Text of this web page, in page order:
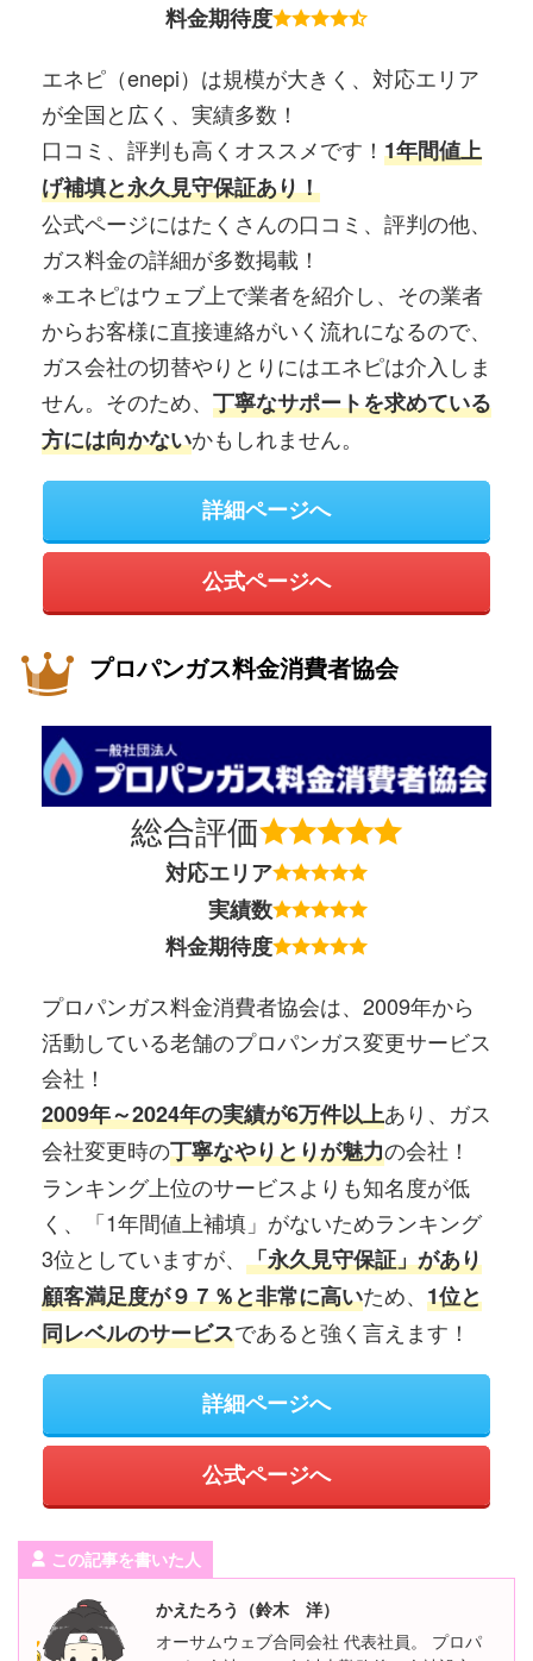
料金期待度
エネピ（enepi）は規模が大きく、対応エリア
が全国と広く、実績多数！
口コミ、評判も高くオススメです！ 1年間値上
げ補填と永久見守保証あり！
公式ページにはたくさんの口コミ、評判の他、
ガス料金の詳細が多数掲載！
※エネピはウェブ上で業者を紹介し、その業者
からお客様に直接連絡がいく流れになるので、
ガス会社の切替やりとりにはエネピは介入しま
せん。そのため、 丁寧なサポートを求めている
方には向かないかもしれません。
詳細ページへ
公式ページへ
プロパンガス料金消費者協会
総合評価
対応エリア
実績数
料金期待度
プロパンガス料金消費者協会は、2009年から
活動している老舗のプロパンガス変更サービス
会社！
2009年～2024年の実績が6万件以上あり、ガス
会社変更時の丁寧なやりとりが魅力の会社！
ランキング上位のサービスよりも知名度が低
く、「1年間値上補填」がないためランキング
3位としていますが、 「永久見守保証」があり
顧客満足度が９７％と非常に高いため、 1位と
同レベルのサービスであると強く言えます！
詳細ページへ
公式ページへ
この記事を書いた人
かえたろう（鈴木 洋）
オーサムウェブ合同会社 代表社員。 プロパ